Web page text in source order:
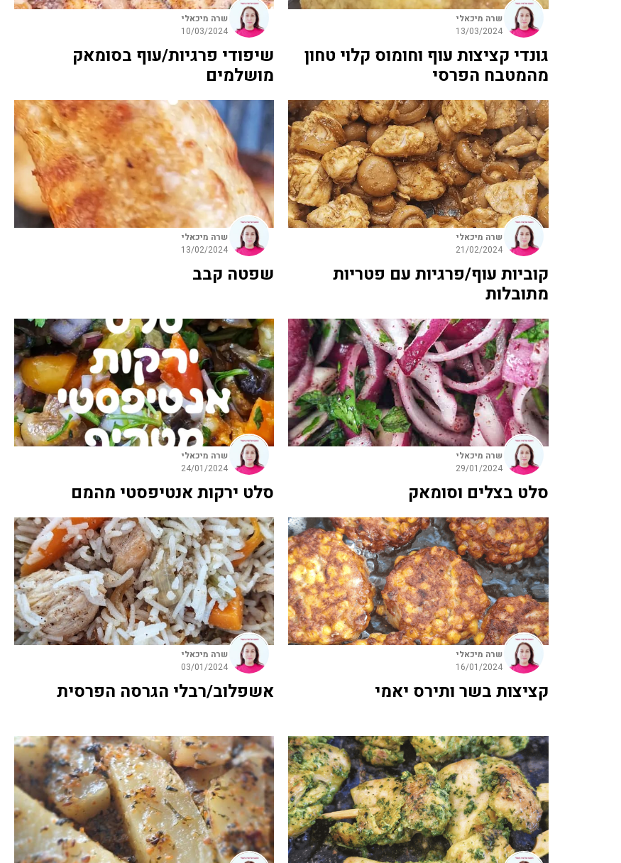
שרה מיכאלי
13/03/2024
גונדי קציצות עוף וחומוס קלוי טחון
מהמטבח הפרסי
שרה מיכאלי
10/03/2024
שיפודי פרגיות/עוף בסומאק
מושלמים
שרה מיכאלי
21/02/2024
קוביות עוף/פרגיות עם פטריות
מתובלות
שרה מיכאלי
13/02/2024
שפטה קבב
שרה מיכאלי
29/01/2024
סלט בצלים וסומאק
שרה מיכאלי
24/01/2024
סלט ירקות אנטיפסטי מהמם
שרה מיכאלי
16/01/2024
קציצות בשר ותירס יאמי
שרה מיכאלי
03/01/2024
אשפלוב/רבלי הגרסה הפרסית